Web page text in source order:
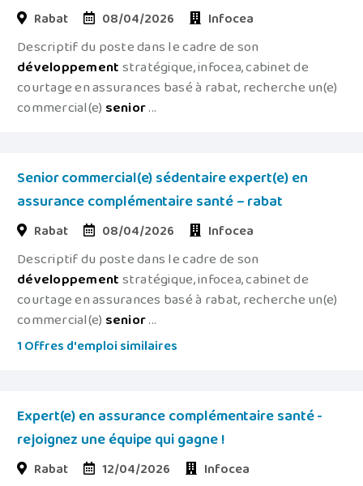
Rabat 08/04/2026 Infocea
Descriptif du poste dans le cadre de son
développementstratégique, infocea, cabinet de
courtage en assurances basé à rabat, recherche un(e)
commercial(e) senior...
Senior commercial(e) sédentaire expert(e) en
assurance complémentaire santé – rabat
Rabat 08/04/2026 Infocea
Descriptif du poste dans le cadre de son
développementstratégique, infocea, cabinet de
courtage en assurances basé à rabat, recherche un(e)
commercial(e) senior...
1 Offres d'emploi similaires
Expert(e) en assurance complémentaire santé -
rejoignez une équipe qui gagne !
Rabat 12/04/2026 Infocea